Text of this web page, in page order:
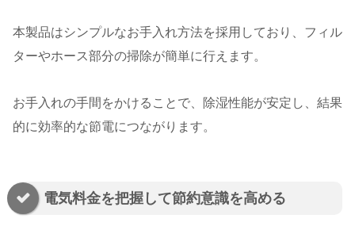
本製品はシンプルなお手入れ方法を採用しており、フィル
ターやホース部分の掃除が簡単に行えます。
お手入れの手間をかけることで、除湿性能が安定し、結果
的に効率的な節電につながります。
電気料金を把握して節約意識を高める